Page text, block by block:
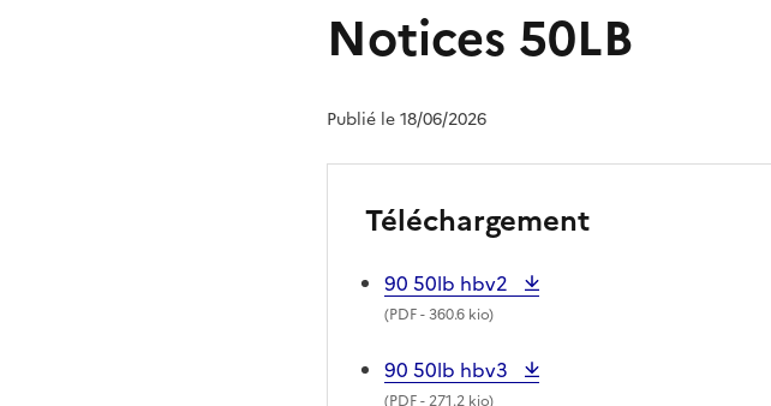
Notices 50LB
Publié le 18/06/2026
Téléchargement
90 50lb hbv2
(PDF- 360.6 kio)
90 50lb hbv3
(PDF- 271.2 kio)